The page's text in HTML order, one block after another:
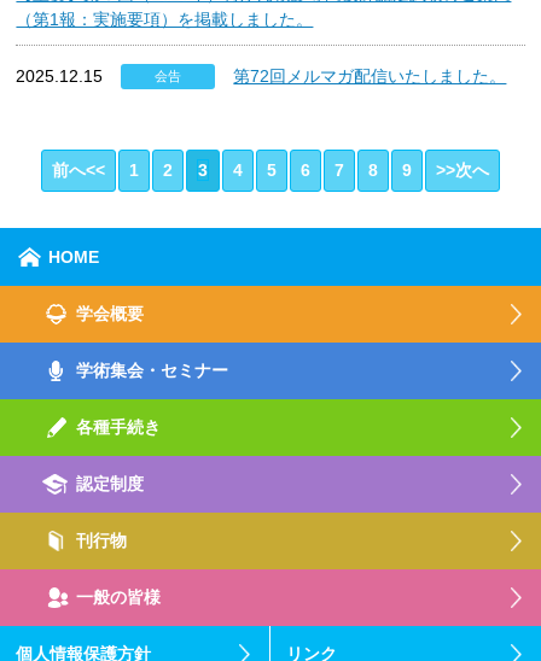
（第1報：実施要項）を掲載しました。
2025.12.15 会告 第72回メルマガ配信いたしました。
前へ<< 1 2 3 4 5 6 7 8 9 >>次へ
HOME
学会概要
学術集会・セミナー
各種手続き
認定制度
刊行物
一般の皆様
個人情報保護方針 リンク